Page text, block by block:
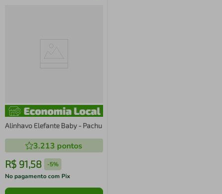
Alinhavo Elefante Baby - Pachu
3.213 pontos
R$ 91,58 -5%
No pagamento com Pix